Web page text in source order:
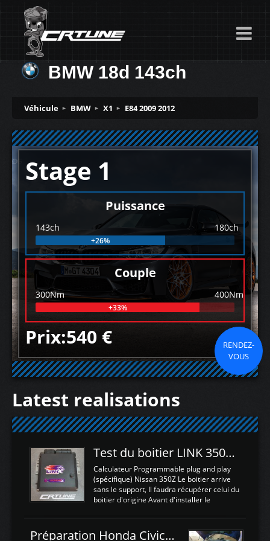
BMW 18d 143ch
Véhicule BMW X1 E84 2009 2012
Stage 1
Puissance
143ch 180ch
+26%
Couple
300Nm 400Nm
+33%
Prix:540 €
RENDEZ-
VOUS
Latest realisations
Test du boitier LINK 350Z Plugin ECU
Calculateur Programmable plug and play
(spécifique) Nissan 350Z Le boitier arrive
sans le support, Il faudra récupérer celui du
boitier d'origine Avant d'installer le
d'envoyer l'information de la large bande
Préparation Honda Civic Type R FK2